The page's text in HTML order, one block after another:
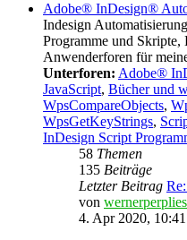
Adobe® InDesign®
Indesign
Programme und Skripte,
Anwenderforen für
Unterforen: Adobe®
JavaScript, Bücher und
WpsCompareObjects,
WpsGetKeyStrings,
InDesign Script
58 Themen
135 Beiträge
Letzter Beitrag
von wernerperplies
4. Apr 2020, 10:41